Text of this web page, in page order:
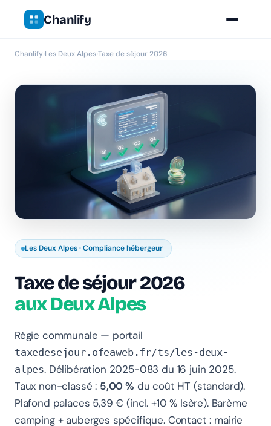
Chanlify
Chanlify›Les Deux Alpes›Taxe de séjour 2026
Les Deux Alpes · Compliance hébergeur
Taxe de séjour 2026
aux Deux Alpes
Régie communale — portail
taxedesejour.ofeaweb.fr/ts/les-deux-
alpes. Délibération 2025-083 du 16 juin 2025.
Taux non-classé : 5,00 % du coût HT (standard).
Plafond palaces 5,39 € (incl. +10 % Isère). Barème
camping + auberges spécifique. Contact : mairie
Chanlify Assistant
En ligne · Online
Bonjour 👋 Je suis l'assistant Chanlify. Comment puis-